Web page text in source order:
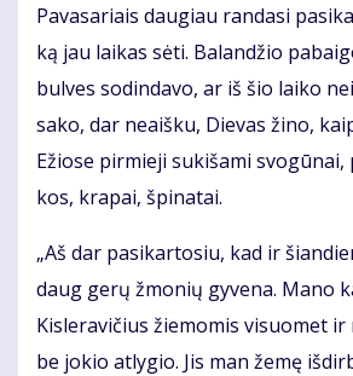
Pa­va­sa­riais dau­giau ran­da­si
ką jau lai­kas sė­ti. Ba­lan­džio
bul­ves so­din­da­vo, ar iš šio lai­ko
sa­ko, dar ne­aiš­ku, Die­vas ži­no,
Ežio­se pir­mie­ji su­ki­ša­mi
kos, kra­pai, špi­na­tai.
„Aš dar pa­si­kar­to­siu, kad ir
daug ge­rų žmo­nių gy­ve­na. Ma­no
Kis­le­ra­vi­čius žie­mo­mis vi­suo­met
be jo­kio at­ly­gio. Jis man že­mę